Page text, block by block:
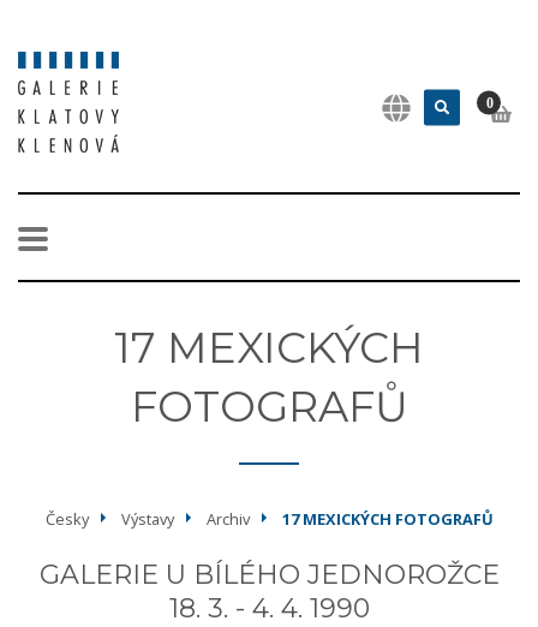
0
17 MEXICKÝCH
FOTOGRAFŮ
Česky Výstavy Archiv 17 MEXICKÝCH FOTOGRAFŮ
GALERIE U BÍLÉHO JEDNOROŽCE
18. 3. - 4. 4. 1990